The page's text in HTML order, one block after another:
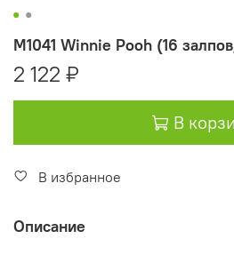
M1041 Winnie Pooh (16
2 122 ₽
В
В избранное
Описание